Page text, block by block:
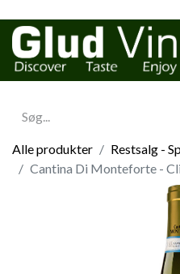
Alle produkter
Restsalg -
Cantina Di Monteforte -